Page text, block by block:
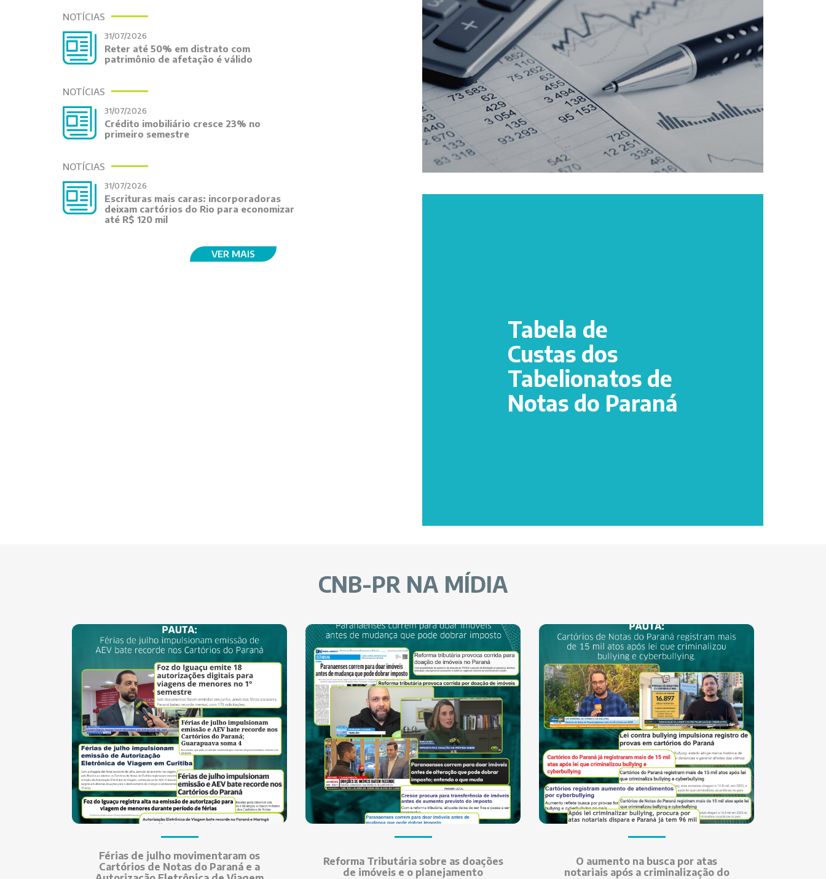
NOTÍCIAS
31/07/2026
Reter até 50% em distrato com
patrimônio de afetação é válido
NOTÍCIAS
31/07/2026
Crédito imobiliário cresce 23% no
primeiro semestre
NOTÍCIAS
31/07/2026
Escrituras mais caras: incorporadoras
deixam cartórios do Rio para economizar
até R$ 120 mil
VER MAIS
Tabela de
Custas dos
Tabelionatos de
Notas do Paraná
CNB-PR NA MÍDIA
Férias de julho movimentaram os
Cartórios de Notas do Paraná e a
Reforma Tributária sobre as doações
de imóveis e o planejamento
O aumento na busca por atas
notariais após a criminalização do